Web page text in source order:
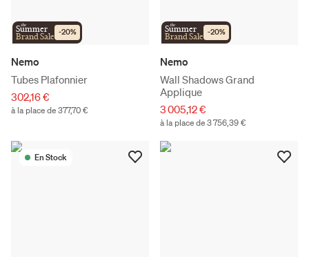
the
Summer
Brand Sale -20%
Nemo
Tubes Plafonnier
302,16 €
à la place de 377,70 €
the
Summer
Brand Sale -20%
Nemo
Wall Shadows Grand
Applique
3 005,12 €
à la place de 3 756,39 €
En Stock